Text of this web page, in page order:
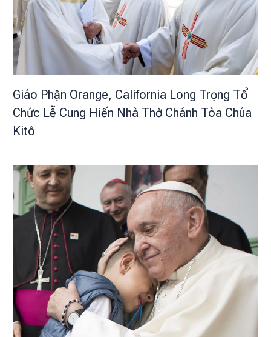
Giáo Phận Orange, California Long Trọng Tổ
Chức Lễ Cung Hiến Nhà Thờ Chánh Tòa Chúa
Kitô